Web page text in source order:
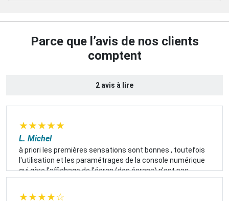
Parce que l’avis de nos clients
comptent
2 avis à lire
★★★★★
L. Michel
à priori les premières sensations sont bonnes , toutefois
l'utilisation et les paramétrages de la console numérique
qui gère l'affichage de l'écran (des écrans) n'est pas
★★★★☆